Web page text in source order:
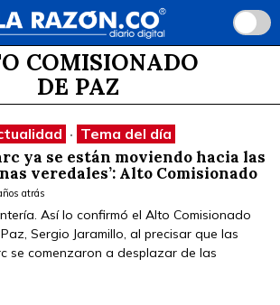
COMISIONADO
DE PAZ
· Tema del día
ya se están moviendo hacia las
veredales’: Alto Comisionado
atrás
Así lo confirmó el Alto Comisionado
Sergio Jaramillo, al precisar que las
se comenzaron a desplazar de las